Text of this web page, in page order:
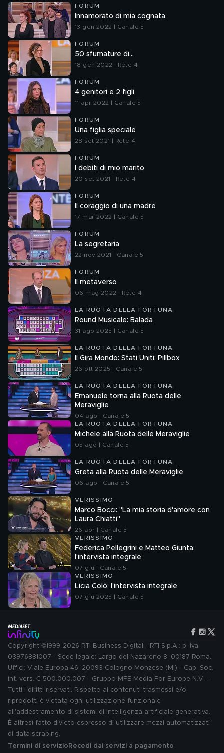
FORUM
Innamorato di mia cognata
13 gen 2022 | Canale 5
FORUM
50 sfumature di...
18 gen 2022 | Rete 4
FORUM
4 genitori e 2 figli
11 apr 2022 | Canale 5
FORUM
Una figlia speciale
28 set 2021 | Rete 4
FORUM
I debiti di mio marito
20 set 2021 | Rete 4
FORUM
Il coraggio di una madre
17 mar 2022 | Canale 5
FORUM
La segretaria
22 nov 2021 | Canale 5
FORUM
Il metaverso
06 mag 2022 | Rete 4
LA RUOTA DELLA FORTUNA
Round Musicale: Balada
31 ago 2025 | Canale 5
LA RUOTA DELLA FORTUNA
Il Gira Mondo: Stati Uniti: Pillbox
26 ott 2025 | Canale 5
LA RUOTA DELLA FORTUNA
Emanuele torna alla Ruota delle
Meraviglie
04 ago | Canale 5
LA RUOTA DELLA FORTUNA
Michele alla Ruota delle Meraviglie
05 ago | Canale 5
LA RUOTA DELLA FORTUNA
Greta alla Ruota delle Meraviglie
06 ago | Canale 5
VERISSIMO
Marco Bocci: "La mia storia d'amore con
Laura Chiatti"
26 apr | Canale 5
VERISSIMO
Federica Pellegrini e Matteo Giunta:
l'intervista integrale
07 giu | Canale 5
VERISSIMO
Licia Colò: l'intervista integrale
07 giu 2025 | Canale 5
Copyright ©1999-2026 RTI Business Digital - RTI S.p.A.: p. iva
03976881007 - Sede legale: Largo del Nazareno 8, 00187 Roma.
Uffici: Viale Europa 46, 20093 Cologno Monzese (MI) - Cap. Soc.
int. vers. € 500.000.007 - Gruppo MFE Media For Europe N.V. -
Tutti i diritti riservati. Rispetto ai contenuti trasmessi e/o
riprodotti è vietata ogni utilizzazione funzionale
all'addestramento di sistemi di intelligenza artificiale generativa.
È altresì fatto divieto espresso di utilizzare mezzi automatizzati
di data scraping.
Termini di servizio Recedi dai servizi a pagamento